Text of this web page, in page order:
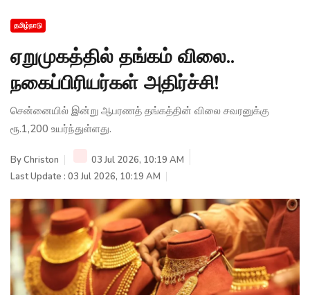
தமிழ்நாடு
ஏறுமுகத்தில் தங்கம் விலை..
நகைப்பிரியர்கள் அதிர்ச்சி!
சென்னையில் இன்று ஆபரணத் தங்கத்தின் விலை சவரனுக்கு
ரூ.1,200 உயர்ந்துள்ளது.
ByChriston
03 Jul 2026, 10:19 AM
Last Update : 03 Jul 2026, 10:19 AM